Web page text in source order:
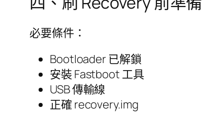
必要條件：
Bootloader 已解鎖
安裝 Fastboot 工具
USB 傳輸線
正確 recovery.img